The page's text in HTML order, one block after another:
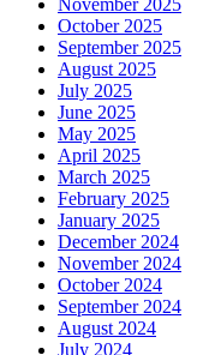
October 2025
September 2025
August 2025
July 2025
June 2025
May 2025
April 2025
March 2025
February 2025
January 2025
December 2024
November 2024
October 2024
September 2024
August 2024
July 2024